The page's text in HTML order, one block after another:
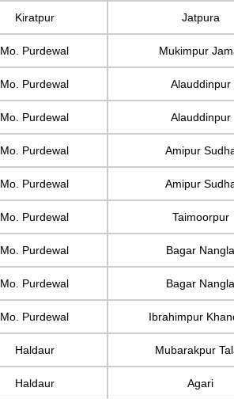
Kiratpur Jatpura
Mo. Purdewal Mukimpur
Mo. Purdewal Alauddinpur
Mo. Purdewal Alauddinpur
Mo. Purdewal Amipur
Mo. Purdewal Amipur
Mo. Purdewal Taimoorpur
Mo. Purdewal Bagar
Mo. Purdewal Bagar
Mo. Purdewal Ibrahimpur
Haldaur Mubarakpur
Haldaur Agari